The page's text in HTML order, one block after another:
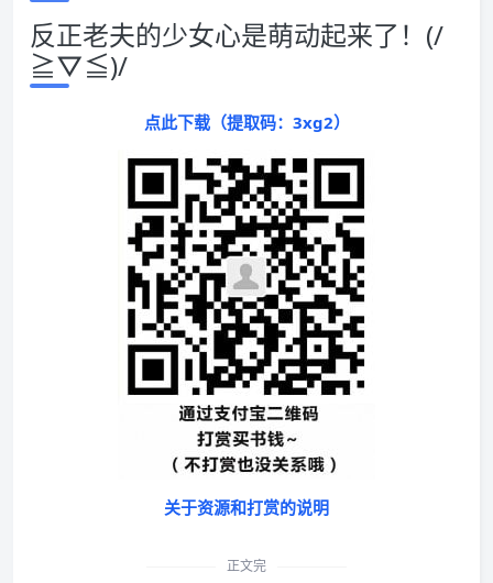
反正老夫的少女心是萌动起来了！(/
≧▽≦)/
点此下载（提取码：3xg2）
关于资源和打赏的说明
正文完